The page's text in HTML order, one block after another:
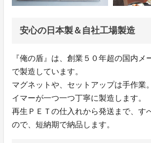
安心の日本製＆自社工場製造
『俺の盾』は、創業５０年超の国内メ
で製造しています。
マグネットや、セットアップは手作業
イマーが一つ一つ丁寧に製造します。
再生ＰＥＴの仕入れから発送まで、す
ので、短納期で納品します。